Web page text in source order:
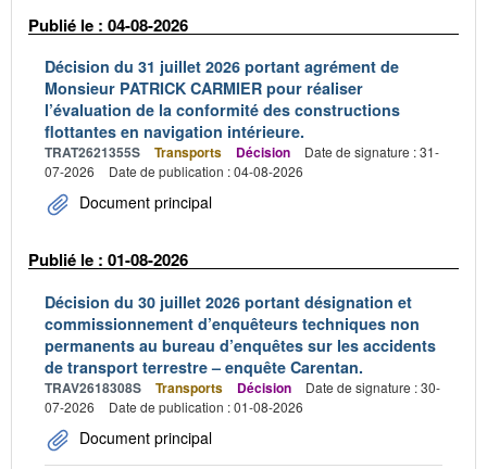
Publié le : 04-08-2026
Décision du 31 juillet 2026 portant agrément de
Monsieur PATRICK CARMIER pour réaliser
l’évaluation de la conformité des constructions
flottantes en navigation intérieure.
TRAT2621355S Transports Décision
Date de signature : 31-
07-2026
Date de publication : 04-08-2026
Document principal
Publié le : 01-08-2026
Décision du 30 juillet 2026 portant désignation et
commissionnement d’enquêteurs techniques non
permanents au bureau d’enquêtes sur les accidents
de transport terrestre – enquête Carentan.
TRAV2618308S Transports Décision
Date de signature : 30-
07-2026
Date de publication : 01-08-2026
Document principal